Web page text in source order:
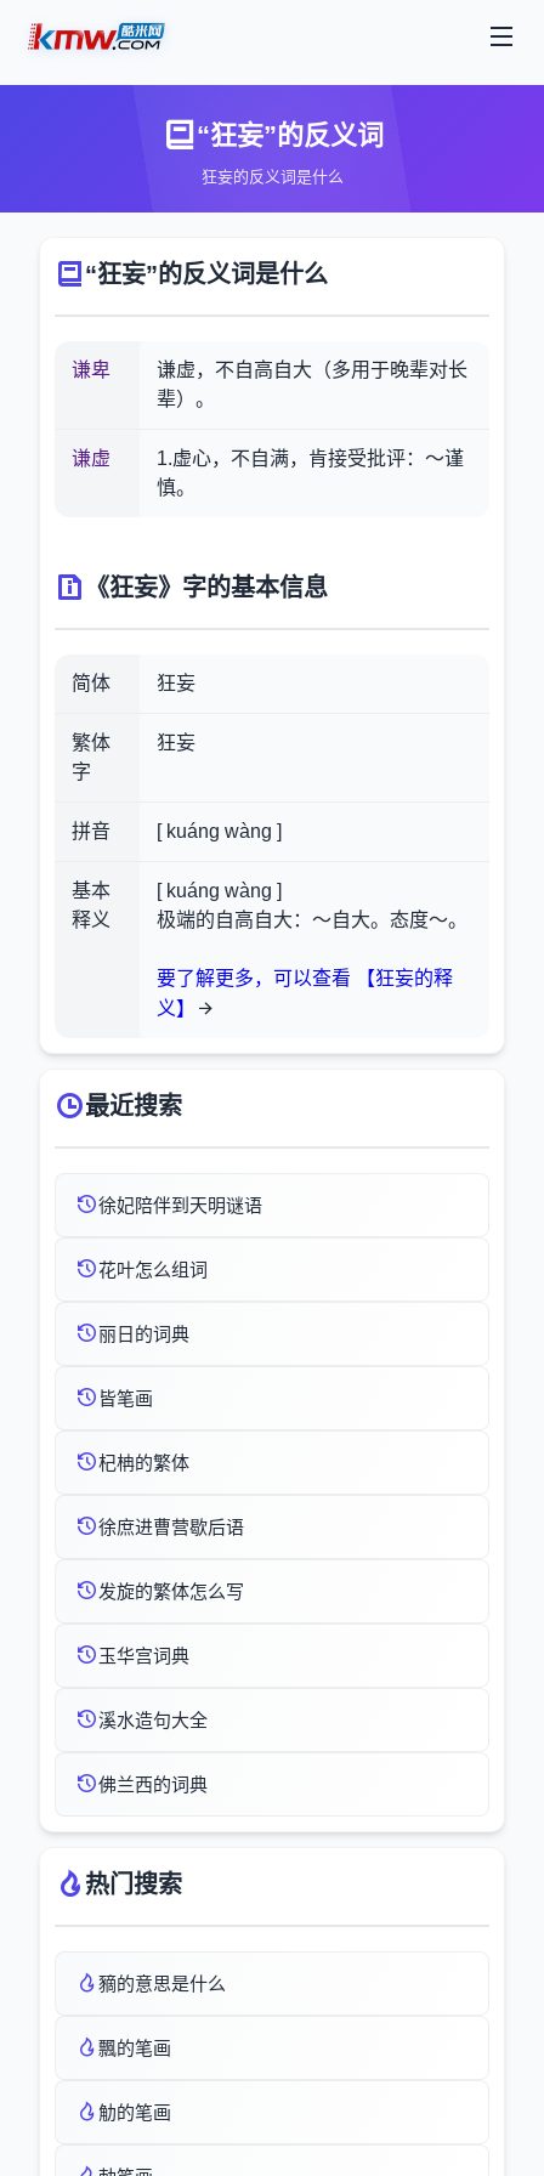
“狂妄”的反义词
狂妄的反义词是什么
“狂妄”的反义词是什么
谦卑
谦虚，不自高自大（多用于晚辈对长
辈）。
谦虚
1.虚心，不自满，肯接受批评：～谨
慎。
《狂妄》字的基本信息
简体 狂妄
繁体
字
狂妄
拼音 [ kuáng wàng ]
基本
释义
[ kuáng wàng ]
极端的自高自大：～自大。态度～。
要了解更多，可以查看 【狂妄的释
义】
最近搜索
徐妃陪伴到天明谜语
花叶怎么组词
丽日的词典
皆笔画
杞柟的繁体
徐庶进曹营歇后语
发旋的繁体怎么写
玉华宫词典
溪水造句大全
佛兰西的词典
热门搜索
豴的意思是什么
飄的笔画
觔的笔画